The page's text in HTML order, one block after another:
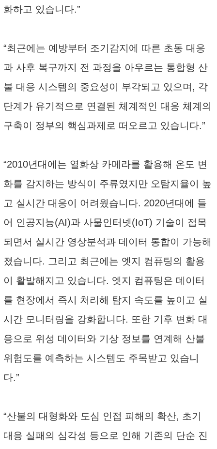
화하고 있습니다.”
“최근에는 예방부터 조기감지에 따른 초동 대응
과 사후 복구까지 전 과정을 아우르는 통합형 산
불 대응 시스템의 중요성이 부각되고 있으며, 각
단계가 유기적으로 연결된 체계적인 대응 체계의
구축이 정부의 핵심과제로 떠오르고 있습니다.”
“2010년대에는 열화상 카메라를 활용해 온도 변
화를 감지하는 방식이 주류였지만 오탐지율이 높
고 실시간 대응이 어려웠습니다. 2020년대에 들
어 인공지능(AI)과 사물인터넷(IoT) 기술이 접목
되면서 실시간 영상분석과 데이터 통합이 가능해
졌습니다. 그리고 최근에는 엣지 컴퓨팅의 활용
이 활발해지고 있습니다. 엣지 컴퓨팅은 데이터
를 현장에서 즉시 처리해 탐지 속도를 높이고 실
시간 모니터링을 강화합니다. 또한 기후 변화 대
응으로 위성 데이터와 기상 정보를 연계해 산불
위험도를 예측하는 시스템도 주목받고 있습니
다.”
“산불의 대형화와 도심 인접 피해의 확산, 초기
대응 실패의 심각성 등으로 인해 기존의 단순 진